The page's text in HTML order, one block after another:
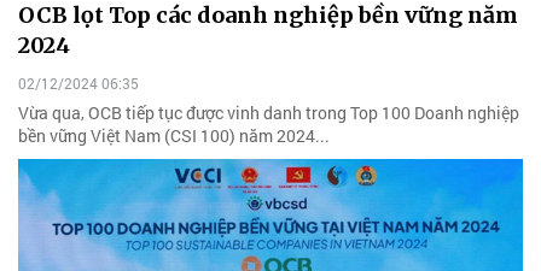
OCB lọt Top các doanh nghiệp bền vững năm
2024
02/12/2024 06:35
Vừa qua, OCB tiếp tục được vinh danh trong Top 100 Doanh nghiệp
bền vững Việt Nam (CSI 100) năm 2024...